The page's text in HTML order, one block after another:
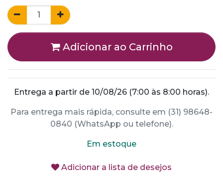
Adicionar ao Carrinho
Entrega a partir de 10/08/26 (7:00 às 8:00 horas).
Para entrega mais rápida, consulte em (31) 98648-
0840 (WhatsApp ou telefone).
Em estoque
Adicionar a lista de desejos